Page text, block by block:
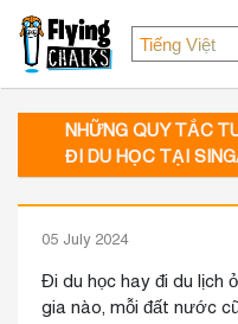
NHỮNG QUY TẮC
ĐI DU HỌC TẠI
05 July 2024
Đi du học hay đi du lịch
gia nào, mỗi đất nước